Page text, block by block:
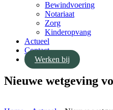
Bewindvoering
Notariaat
Zorg
Kinderopvang
Actueel
Contact
Werken bij
Nieuwe wetgeving